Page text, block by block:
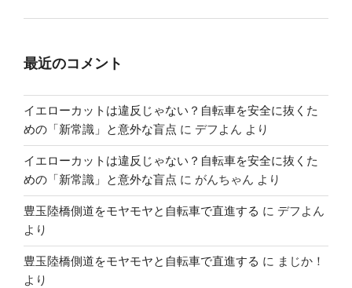
最近のコメント
イエローカットは違反じゃない？自転車を安全に抜くた
めの「新常識」と意外な盲点 に デフよん より
イエローカットは違反じゃない？自転車を安全に抜くた
めの「新常識」と意外な盲点 に がんちゃん より
豊玉陸橋側道をモヤモヤと自転車で直進する に デフよん
より
豊玉陸橋側道をモヤモヤと自転車で直進する に まじか！
より